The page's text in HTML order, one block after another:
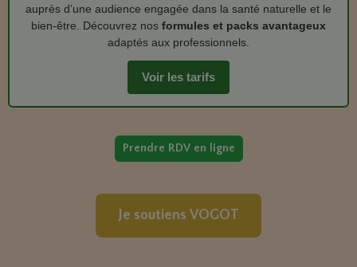
auprès d’une audience engagée dans la santé naturelle et le
bien‑être. Découvrez nos formules et packs avantageux
adaptés aux professionnels.
Voir les tarifs
Prendre RDV en ligne
Je soutiens VOGOT